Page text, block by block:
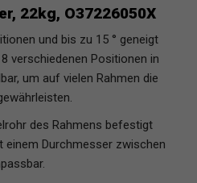
22kg, O37226050X
und bis zu 15 ° geneigt
verschiedenen Positionen in
um auf vielen Rahmen die
des Rahmens befestigt
einem Durchmesser zwischen